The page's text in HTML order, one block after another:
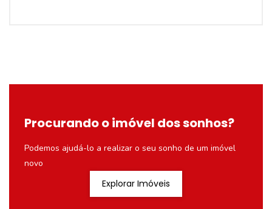
Procurando o imóvel dos sonhos?
Podemos ajudá-lo a realizar o seu sonho de um imóvel
novo
Explorar Imóveis